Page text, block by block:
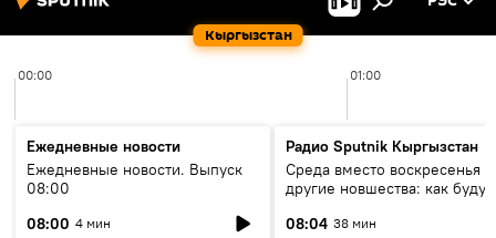
Кыргызстан
00:00 01:00
Ежедневные новости
Ежедневные новости. Выпуск
08:00
08:00 4 мин
Радио Sputnik Кыргызстан
Среда вместо воскресенья и
другие новшества: как будут
08:04 38 мин